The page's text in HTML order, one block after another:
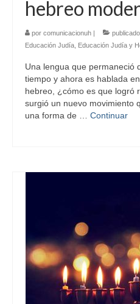
hebreo
por comunicacionuh |
Educación Judía Educación Judía y
Una lengua que permaneció
tiempo y ahora es hablada
hebreo, ¿cómo es que logró
surgió un nuevo movimiento
una forma de … Continuar